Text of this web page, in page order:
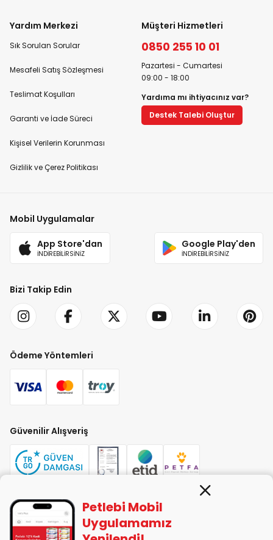
Yardım Merkezi
Sık Sorulan Sorular
Mesafeli Satış Sözleşmesi
Teslimat Koşulları
Garanti ve İade Süreci
Kişisel Verilerin Korunması
Gizlilik ve Çerez Politikası
Müşteri Hizmetleri
0850 255 10 01
Pazartesi - Cumartesi
09:00 - 18:00
Yardıma mı ihtiyacınız var?
Destek Talebi Oluştur
Mobil Uygulamalar
App Store'dan
İNDİREBİLİRSİNİZ
Google Play'den
İNDİREBİLİRSİNİZ
Bizi Takip Edin
Ödeme Yöntemleri
Güvenilir Alışveriş
PETLEBİ EVCİL HAYVAN ÜRÜNLERİ PAZ. SAN. TİC. LTD. ŞTİ. Alaşarköy Mah.
1. Alaşar Cad. No: 9 Osmangazi/Bursa
Petlebi Mobil
Uygulamamız